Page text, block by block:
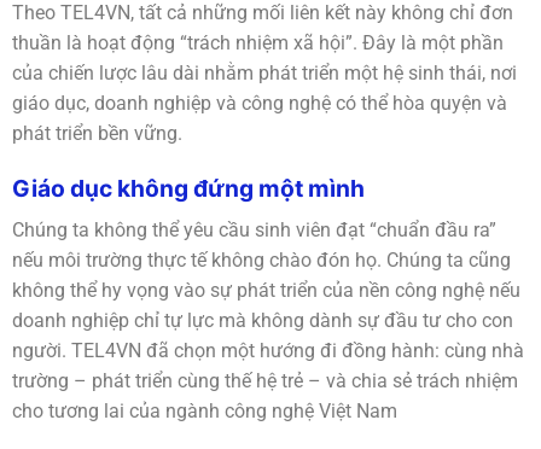
Theo TEL4VN, tất cả những mối liên kết này không chỉ đơn
thuần là hoạt động “trách nhiệm xã hội”. Đây là một phần
của chiến lược lâu dài nhằm phát triển một hệ sinh thái, nơi
giáo dục, doanh nghiệp và công nghệ có thể hòa quyện và
phát triển bền vững.
Giáo dục không đứng một mình
Chúng ta không thể yêu cầu sinh viên đạt “chuẩn đầu ra”
nếu môi trường thực tế không chào đón họ. Chúng ta cũng
không thể hy vọng vào sự phát triển của nền công nghệ nếu
doanh nghiệp chỉ tự lực mà không dành sự đầu tư cho con
người. TEL4VN đã chọn một hướng đi đồng hành: cùng nhà
trường – phát triển cùng thế hệ trẻ – và chia sẻ trách nhiệm
cho tương lai của ngành công nghệ Việt Nam